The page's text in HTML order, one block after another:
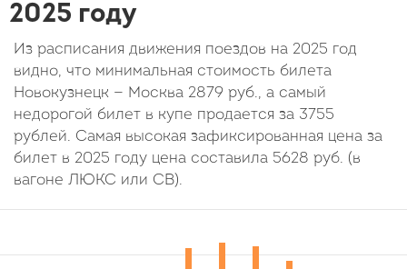
2025 году
Из расписания движения поездов на 2025 год
видно, что минимальная стоимость билета
Новокузнецк — Москва 2879 руб., а самый
недорогой билет в купе продается за 3755
рублей. Самая высокая зафиксированная цена за
билет в 2025 году цена составила 5628 руб. (в
вагоне ЛЮКС или СВ).